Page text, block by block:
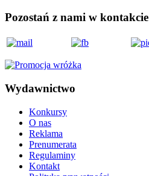
Pozostań z nami w kontakcie
Wydawnictwo
Konkursy
O nas
Reklama
Prenumerata
Regulaminy
Kontakt